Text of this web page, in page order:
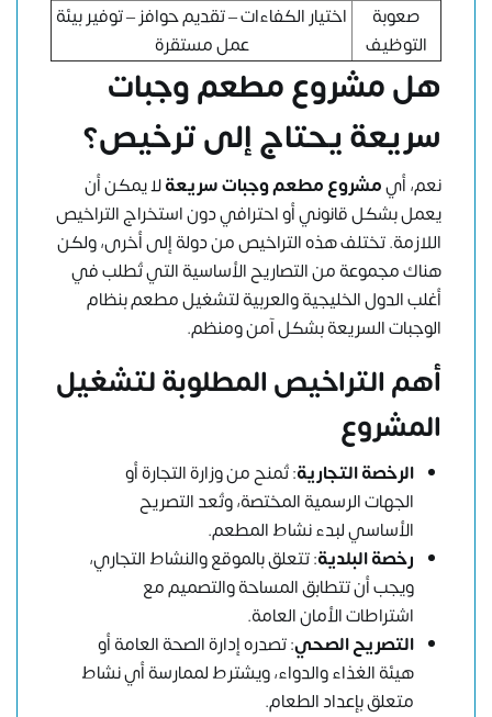
صعوبة
التوظيف
اختيار الكفاءات – تقديم حوافز – توفير بيئة
عمل مستقرة
هل مشروع مطعم وجبات
سريعة يحتاج إلى ترخيص؟
نعم، أيمشروع مطعم وجبات سريعةلا يمكن أن
يعمل بشكل قانوني أو احترافي دون استخراج التراخيص
اللازمة. تختلف هذه التراخيص من دولة إلى أخرى، ولكن
هناك مجموعة من التصاريح الأساسية التي تُطلب في
أغلب الدول الخليجية والعربية لتشغيل مطعم بنظام
الوجبات السريعة بشكل آمن ومنظم.
أهم التراخيص المطلوبة لتشغيل
المشروع
الرخصة التجارية: تُمنح من وزارة التجارة أو
الجهات الرسمية المختصة، وتُعد التصريح
الأساسي لبدء نشاط المطعم.
رخصة البلدية: تتعلق بالموقع والنشاط التجاري،
ويجب أن تتطابق المساحة والتصميم مع
اشتراطات الأمان العامة.
التصريح الصحي: تصدره إدارة الصحة العامة أو
هيئة الغذاء والدواء، ويشترط لممارسة أي نشاط
متعلق بإعداد الطعام.